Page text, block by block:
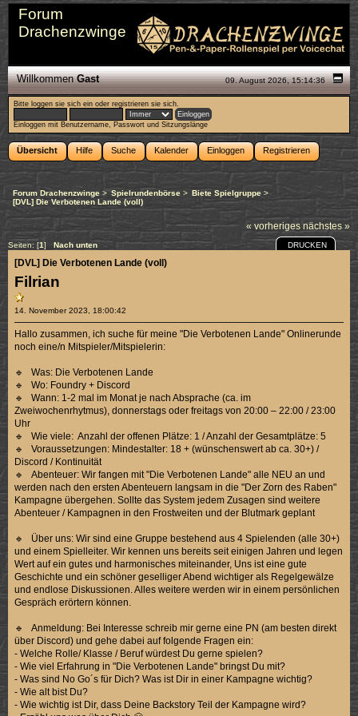
Forum
Drachenzwinge
09. August 2026, 15:14:36
WillkommenGast
Bitte loggen sie sich ein oderregistrieren sie sich.
Einloggen mit Benutzername, Passwort und Sitzungslänge
Übersicht Hilfe Suche Kalender Einloggen Registrieren
Forum Drachenzwinge > Spielrundenbörse> Biete Spielgruppe>
[DVL] Die Verbotenen Lande (voll)
« vorheriges nächstes »
Seiten: [1] Nach unten DRUCKEN
Filrian
14. November 2023, 18:00:42
[DVL] Die Verbotenen Lande (voll)
Hallo zusammen, ich suche für meine "Die Verbotenen Lande" Onlinerunde
noch eine/n Mitspieler/Mitspielerin:
🔹 Was: Die Verbotenen Lande
🔹 Wo: Foundry + Discord
🔹 Wann: 1-2 mal im Monat je nach Absprache (ca. im
Zweiwochenrhytmus), donnerstags oder freitags von 20:00 – 22:00 / 23:00
Uhr
🔹 Wie viele: Anzahl der offenen Plätze: 1 / Anzahl der Gesamtplätze: 5
🔹 Voraussetzungen: Mindestalter: 18 + (wünschenswert ab ca. 30+) /
Discord / Kontinuität
🔹 Abenteuer: Wir fangen mit "Die Verbotenen Lande" alle NEU an und
werden nach den ersten Abenteuern langsam in die "Der Zorn des Raben"
Kampagne übergehen. Sollte das System jedem Zusagen sind weitere
Abenteuer / Kampagnen in den Frostweiten und der Blutmark geplant
🔹 Über uns: Wir sind eine Gruppe bestehend aus 4 Spielenden (alle 30+)
und einem Spielleiter. Wir kennen uns bereits seit einigen Jahren und legen
Wert auf ein gutes und harmonisches miteinander, Uns ist eine gute
Geschichte und ein schöner geselliger Abend wichtiger als Regelgewälze
und endlose Diskussionen. Alles weitere werden wir in einem persönlichen
Gespräch erörtern können.
🔹 Anmeldung: Bei Interesse schreib mir gerne eine PN (am besten direkt
über Discord) und gehe dabei auf folgende Fragen ein:
- Welche Rolle/ Klasse / Beruf würdest Du gerne spielen?
- Wie viel Erfahrung in "Die Verbotenen Lande" bringst Du mit?
- Was sind No Go´s für Dich? Was ist Dir in einer Kampagne wichtig?
- Wie alt bist Du?
- Wie wichtig ist Dir, dass Deine Backstory Teil der Kampagne wird?